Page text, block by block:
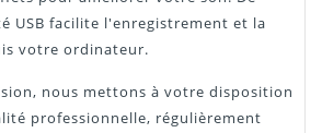
USB facilite l'enregistrement et la
votre ordinateur.
nous mettons à votre disposition
professionnelle, régulièrement